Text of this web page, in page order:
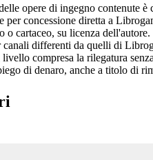
opere di ingegno contenute
per concessione diretta a
cartaceo, su licenza
differenti da quelli di
compresa la rilegatura
di denaro, anche a titolo di